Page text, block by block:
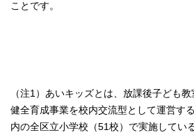
ことです。
（注1）あいキッズとは、放課後子ども
健全育成事業を校内交流型として運営す
内の全区立小学校（51校）で実施してい